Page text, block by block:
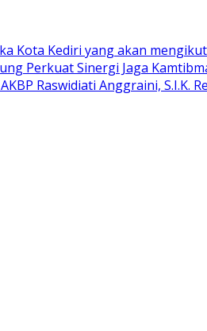
Kota Kediri yang akan
Perkuat Sinergi Jaga
Raswidiati Anggraini, S.I.K.